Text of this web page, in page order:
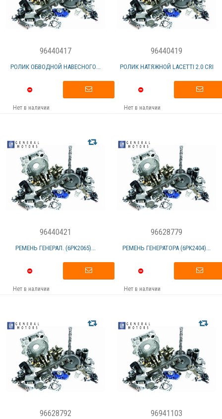
96440417
РОЛИК ОБВОДНОЙ НАВЕСНОГО...
Нет в наличии
96440419
РОЛИК НАТЯЖНОЙ LACETTI 2.0 CRI
Нет в наличии
96440421
РЕМЕНЬ ГЕНЕРАЛ. (6PK2065)...
Нет в наличии
96628779
РЕМЕНЬ ГЕНЕРАТОРА (6PK2404)...
Нет в наличии
96628792 96941103